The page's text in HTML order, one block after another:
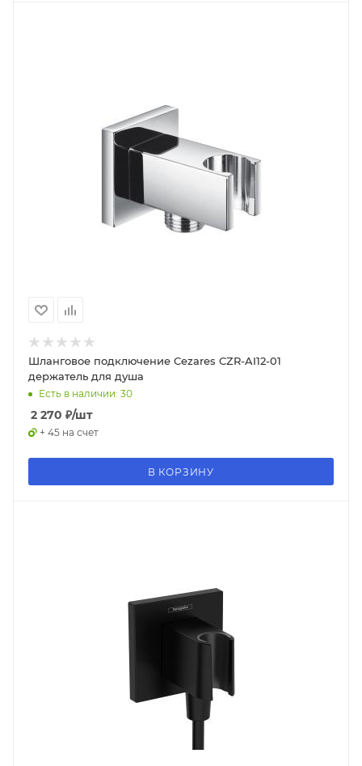
Шланговое подключение Cezares CZR-AI12-01
держатель для душа
Есть в наличии: 30
2 270 ₽/шт
+ 45 на счет
В КОРЗИНУ